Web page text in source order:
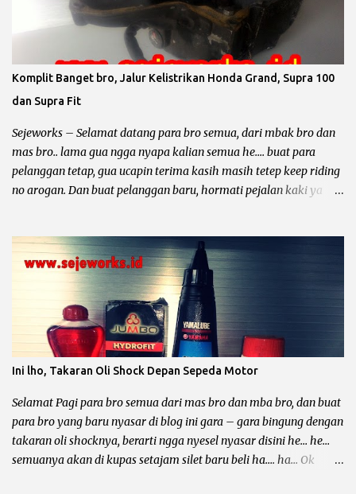
dari piston standar yaitu OS 25, OS 50, OS 75, OS 100, untuk lebih
jelas simak contoh dibawah ini. Contoh Yamaha Crypton ukuran
piton standar 49 mm berarti : Overize 25 piston standar diameter
ditambah 0.25 mm maka diameter piston menjadi 49,25 mm.
Overize 50 piston standar diameter ditambah 0.50 mm maka
diameter piston menjadi 49,50 mm. Overize 75 piston standar
diameter ditambah 0.75 mm maka diameter piston menjadi 49,75
...
Komplit Banget bro, Jalur Kelistrikan Honda Grand, Supra 100
dan Supra Fit
Sejeworks – Selamat datang para bro semua, dari mbak bro dan
mas bro.. lama gua ngga nyapa kalian semua he.... buat para
pelanggan tetap, gua ucapin terima kasih masih tetep keep riding
no arogan. Dan buat pelanggan baru, hormati pejalan kaki ya
Prima, Legenda, Supra Fit dan Revo 100. Et... dah... mantep bingit
kan bro di borong semua he.... he... Sebelum kita ngomong lebih
dalam tentang kelistrikan motor – motor tersebut, gua mau
minta tolong. Dari pada nyebar berita hoak yang ngga ada
habisnya dan tidak bermanfaat bagi diri sendiri dan orang lain,
mending sebar artikel – artikel dari blog yang keren ini he..... he....
Motor Grand dan temen – temennya memang sangatlah bandel
untuk dipakai sehari – hari, mau buat bawa galon, dagang
somay atau untuk ngojek dan sampai buat jalan – jalan sore he....
he... Lho kok gitu ? Emang iya bro, karena sa...
Ini lho, Takaran Oli Shock Depan Sepeda Motor
Selamat Pagi para bro semua dari mas bro dan mba bro, dan buat
para bro yang baru nyasar di blog ini gara – gara bingung dengan
takaran oli shocknya, berarti ngga nyesel nyasar disini he… he…
semuanya akan di kupas setajam silet baru beli ha…. ha… Ok